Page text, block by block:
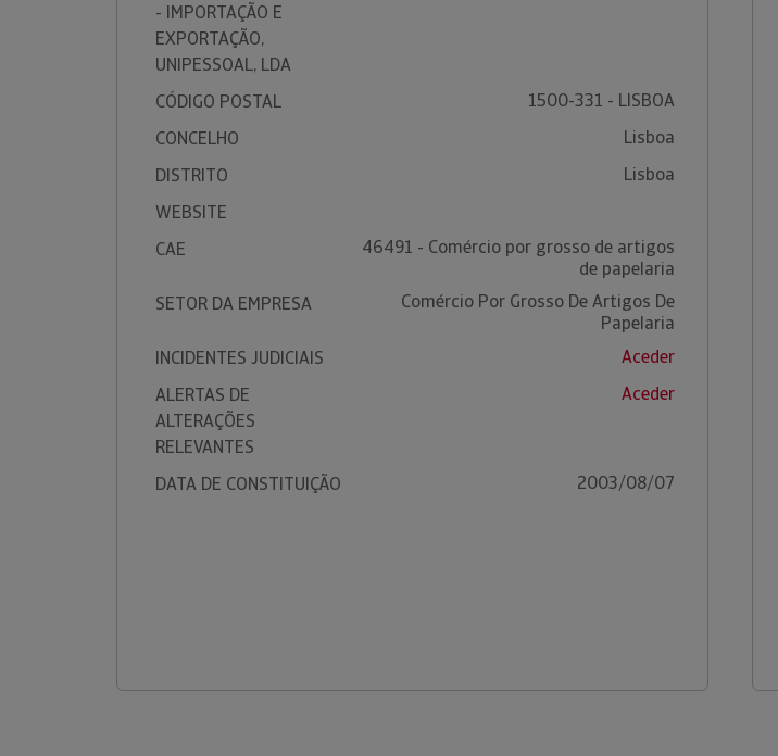
- IMPORTAÇÃO E
EXPORTAÇÃO,
UNIPESSOAL, LDA
CÓDIGO POSTAL
1500-331 - LISBOA
CONCELHO
Lisboa
DISTRITO
Lisboa
WEBSITE
CAE
46491 - Comércio por grosso de artigos
de papelaria
SETOR DA EMPRESA
Comércio Por Grosso De Artigos De
Papelaria
INCIDENTES JUDICIAIS
Aceder
ALERTAS DE
ALTERAÇÕES
RELEVANTES
Aceder
DATA DE CONSTITUIÇÃO 2003/08/07